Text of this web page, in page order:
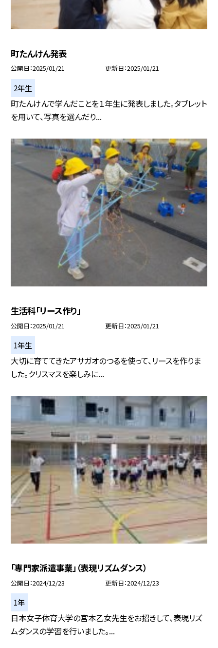
町たんけん発表
公開日 2025/01/21 更新日 2025/01/21
2年生
町たんけんで学んだことを１年生に発表しました。タブレット
を用いて、写真を選んだり...
生活科「リース作り」
公開日 2025/01/21 更新日 2025/01/21
1年生
大切に育ててきたアサガオのつるを使って、リースを作りま
した。クリスマスを楽しみに...
「専門家派遣事業」（表現リズムダンス）
公開日 2024/12/23 更新日 2024/12/23
1年
日本女子体育大学の宮本乙女先生をお招きして、表現リズ
ムダンスの学習を行いました。...